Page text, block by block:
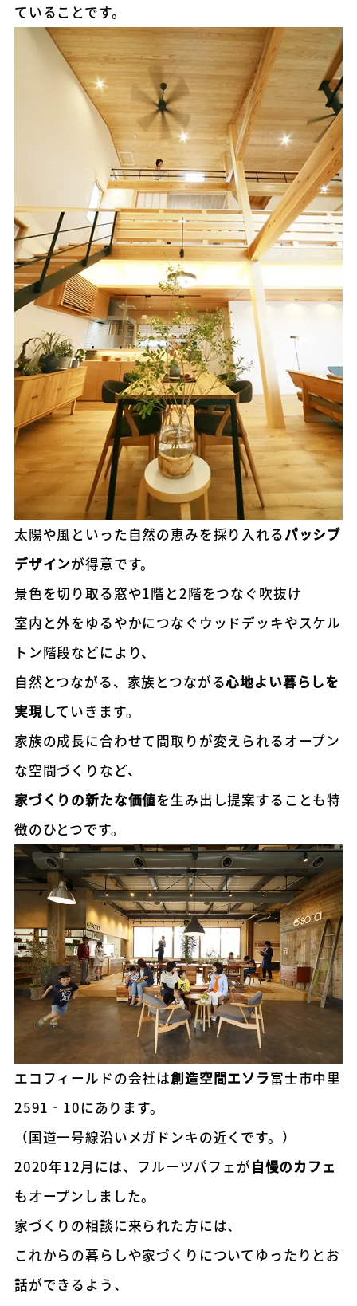
ていることです。
太陽や風といった自然の恵みを採り入れるパッシブ
デザインが得意です。
景色を切り取る窓や1階と2階をつなぐ吹抜け
室内と外をゆるやかにつなぐウッドデッキやスケル
トン階段などにより、
自然とつながる、家族とつながる心地よい暮らしを
実現していきます。
家族の成長に合わせて間取りが変えられるオープン
な空間づくりなど、
家づくりの新たな価値を生み出し提案することも特
徴のひとつです。
エコフィールドの会社は創造空間エソラ富士市中里
2591‐10にあります。
（国道一号線沿いメガドンキの近くです。）
2020年12月には、フルーツパフェが自慢のカフェ
もオープンしました。
家づくりの相談に来られた方には、
これからの暮らしや家づくりについてゆったりとお
話ができるよう、